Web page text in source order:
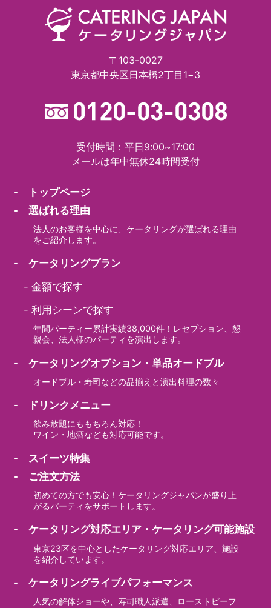
〒103-0027
東京都中央区日本橋2丁目1−3
受付時間：平日9:00~17:00
メールは年中無休24時間受付
- トップページ
- 選ばれる理由
法人のお客様を中心に、ケータリングが選ばれる理由
をご紹介します。
- ケータリングプラン
-金額で探す
-利用シーンで探す
年間パーティー累計実績38,000件！レセプション、懇
親会、法人様のパーティを演出します。
- ケータリングオプション・単品オードブル
オードブル・寿司などの品揃えと演出料理の数々
- ドリンクメニュー
飲み放題にももちろん対応！
ワイン・地酒なども対応可能です。
- スイーツ特集
- ご注文方法
初めての方でも安心！ケータリングジャパンが盛り上
がるパーティをサポートします。
- ケータリング対応エリア・ケータリング可能施設
東京23区を中心としたケータリング対応エリア、施設
を紹介しています。
- ケータリングライブパフォーマンス
人気の解体ショーや、寿司職人派遣、ローストビーフ